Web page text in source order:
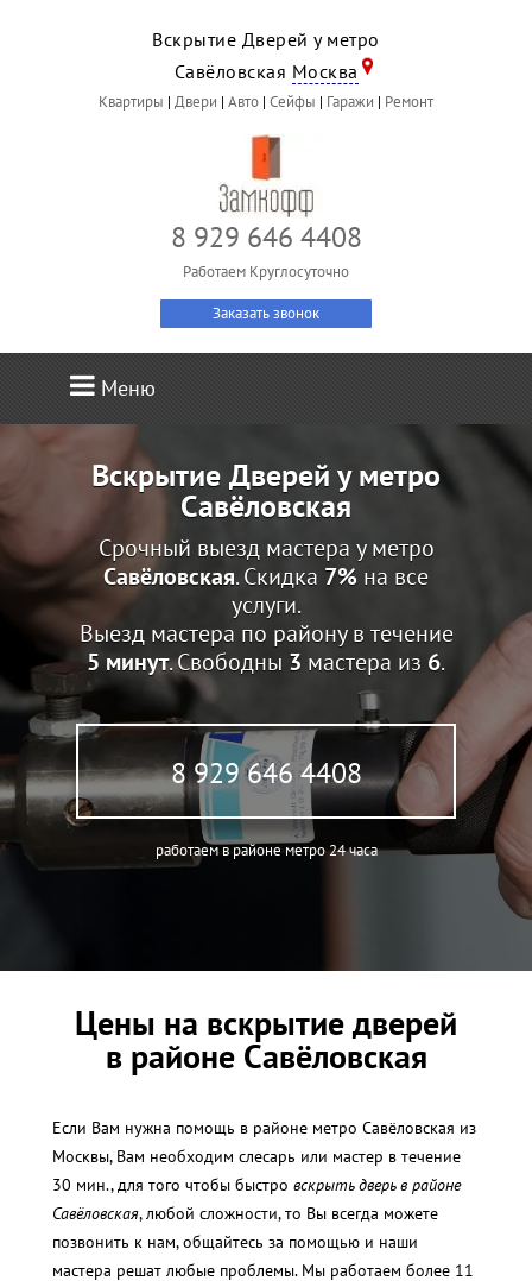
Вскрытие Дверей у метро
Савёловская Москва
Квартиры | Двери | Авто | Сейфы | Гаражи | Ремонт
8 929 646 4408
Работаем Круглосуточно
Заказать звонок
Меню
Вскрытие Дверей у метро
Савёловская
Срочный выезд мастера у метро
Савёловская. Скидка 7% на все
услуги.
Выезд мастера по району в течение
5 минут. Свободны 3 мастера из 6.
8 929 646 4408
работаем в районе метро 24 часа
Цены на вскрытие дверей
в районе Савёловская
Если Вам нужна помощь в районе метро Савёловская из
Москвы, Вам необходим слесарь или мастер в течение
30 мин., для того чтобы быстро вскрыть дверь в районе
Савёловская, любой сложности, то Вы всегда можете
позвонить к нам, общайтесь за помощью и наши
мастера решат любые проблемы. Мы работаем более 11